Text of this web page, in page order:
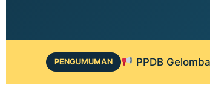
PENGUMUMAN PPDB